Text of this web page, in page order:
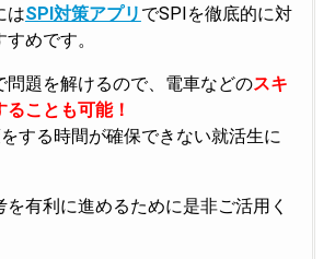
はSPI対策アプリ でSPIを徹底的に対
めです。
問題を解けるので、電車などのスキ
ことも可能！
する時間が確保できない就活生に
有利に進めるために是非ご活用く